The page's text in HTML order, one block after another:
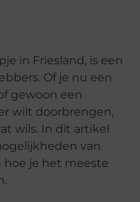
in Friesland, is een
Of je nu een
gewoon een
wilt doorbrengen,
wils. In dit artikel
van
hoe je het meeste